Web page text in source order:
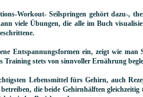
Workout- Seilspringen gehört dazu-,
viele Übungen, die alle im Buch
Entspannungsformen ein, zeigt wie
Training stets von sinnvoller Ernährung
Lebensmittel fürs Gehirn, auch
die beide Gehirnhälften